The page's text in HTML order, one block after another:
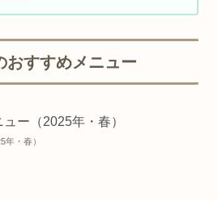
おすすめメニュー
・春）